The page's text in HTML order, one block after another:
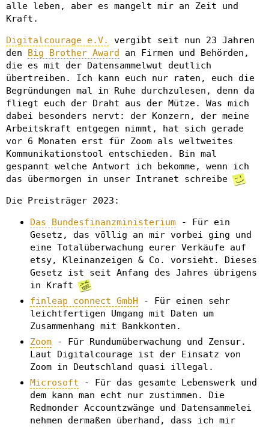
alle leben, aber es mangelt mir an Zeit und
Kraft.
Digitalcourage e.V.
vergibt seit nun 23 Jahren
den Big Brother Award
an Firmen und Behörden,
die es mit der Datensammelwut deutlich
übertreiben. Ich kann euch nur raten, euch die
Begründungen mal in Ruhe durchzulesen, denn da
fliegt euch der Draht aus der Mütze. Was mich
dabei besonders nervt: der Konzern, der meine
Arbeitskraft entgegen nimmt, hat sich gerade
vor 6 Monaten erst für Zoom als weltweites
Kommunikationstool entschieden. Bin mal
gespannt welche Antwort ich bekomme, wenn ich
das übermorgen in unser Intranet schreibe
Die Preisträger 2023:
Das Bundesfinanzministerium - Für ein
Gesetz, das völlig an mir vorbei ging und
eine Totalüberwachung eurer Verkäufe auf
etsy, Kleinanzeigen & Co. vorsieht. Dieses
Gesetz ist seit Anfang des Jahres übrigens
in Kraft
finleap connect GmbH - Für einen sehr
leichtfertigen Umgang mit Daten um
Zusammenhang mit Bankkonten.
Zoom - Für Rundumüberwachung und Zensur.
Laut Digitalcourage ist der Einsatz von
Zoom in Deutschland quasi illegal.
Microsoft - Für das gesamte Lebenswerk und
dem kann man echt nur zustimmen. Die
Redmonder Accountzwänge und Datensammelei
nehmen dermaßen überhand, dass ich mir